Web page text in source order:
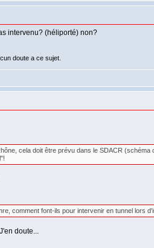
intervenu? (héliporté) non?
doute a ce sujet.
cela doit être prévu dans le SDACR
comment font-ils pour intervenir en tunnel lors
doute...